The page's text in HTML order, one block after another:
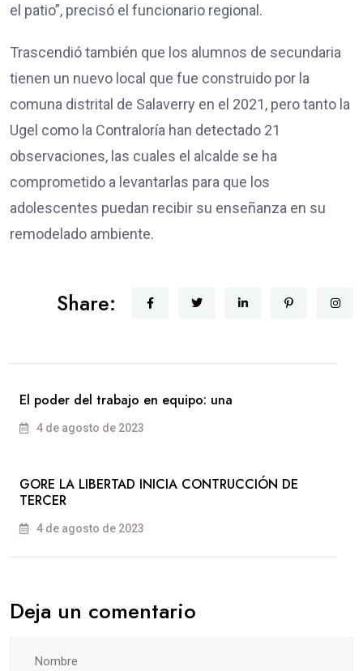
el patio”, precisó el funcionario regional.
Trascendió también que los alumnos de secundaria
tienen un nuevo local que fue construido por la
comuna distrital de Salaverry en el 2021, pero tanto la
Ugel como la Contraloría han detectado 21
observaciones, las cuales el alcalde se ha
comprometido a levantarlas para que los
adolescentes puedan recibir su enseñanza en su
remodelado ambiente.
Share:
El poder del trabajo en equipo: una
4 de agosto de 2023
GORE LA LIBERTAD INICIA CONTRUCCIÓN DE
TERCER
4 de agosto de 2023
Deja un comentario